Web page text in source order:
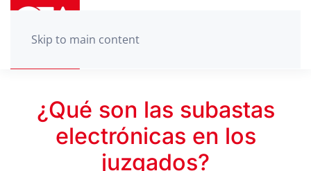
Skip to main content
¿Qué son las subastas
electrónicas en los
juzgados?